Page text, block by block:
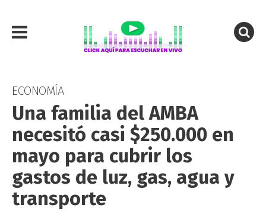
ECONOMÍA
Una familia del AMBA
necesitó casi $250.000 en
mayo para cubrir los
gastos de luz, gas, agua y
transporte